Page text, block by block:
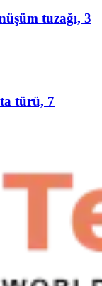
tuzağı, 3
türü, 7